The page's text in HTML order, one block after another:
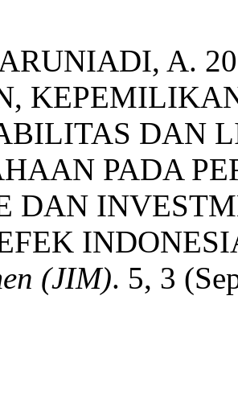
A.
DAN
PADA
DAN
(JIM). 5, 3